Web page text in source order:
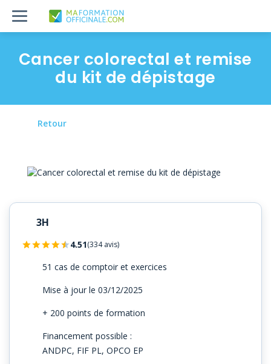
Cancer colorectal et remise
du kit de dépistage
Retour
3H
4.51(334 avis)
51 cas de comptoir et exercices
Mise à jour le 03/12/2025
+ 200 points de formation
Financement possible :
ANDPC, FIF PL, OPCO EP